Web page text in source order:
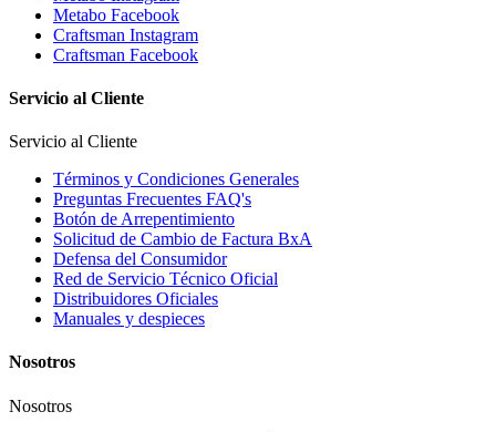
Metabo Facebook
Craftsman Instagram
Craftsman Facebook
Servicio al Cliente
Servicio al Cliente
Términos y Condiciones Generales
Preguntas Frecuentes FAQ's
Botón de Arrepentimiento
Solicitud de Cambio de Factura BxA
Defensa del Consumidor
Red de Servicio Técnico Oficial
Distribuidores Oficiales
Manuales y despieces
Nosotros
Nosotros